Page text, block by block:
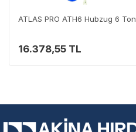
0 (282) 653 99 54
Garanti Kapsamı
ATLAS PRO ATH6 Hubzug 6 Ton
16.378,55 TL